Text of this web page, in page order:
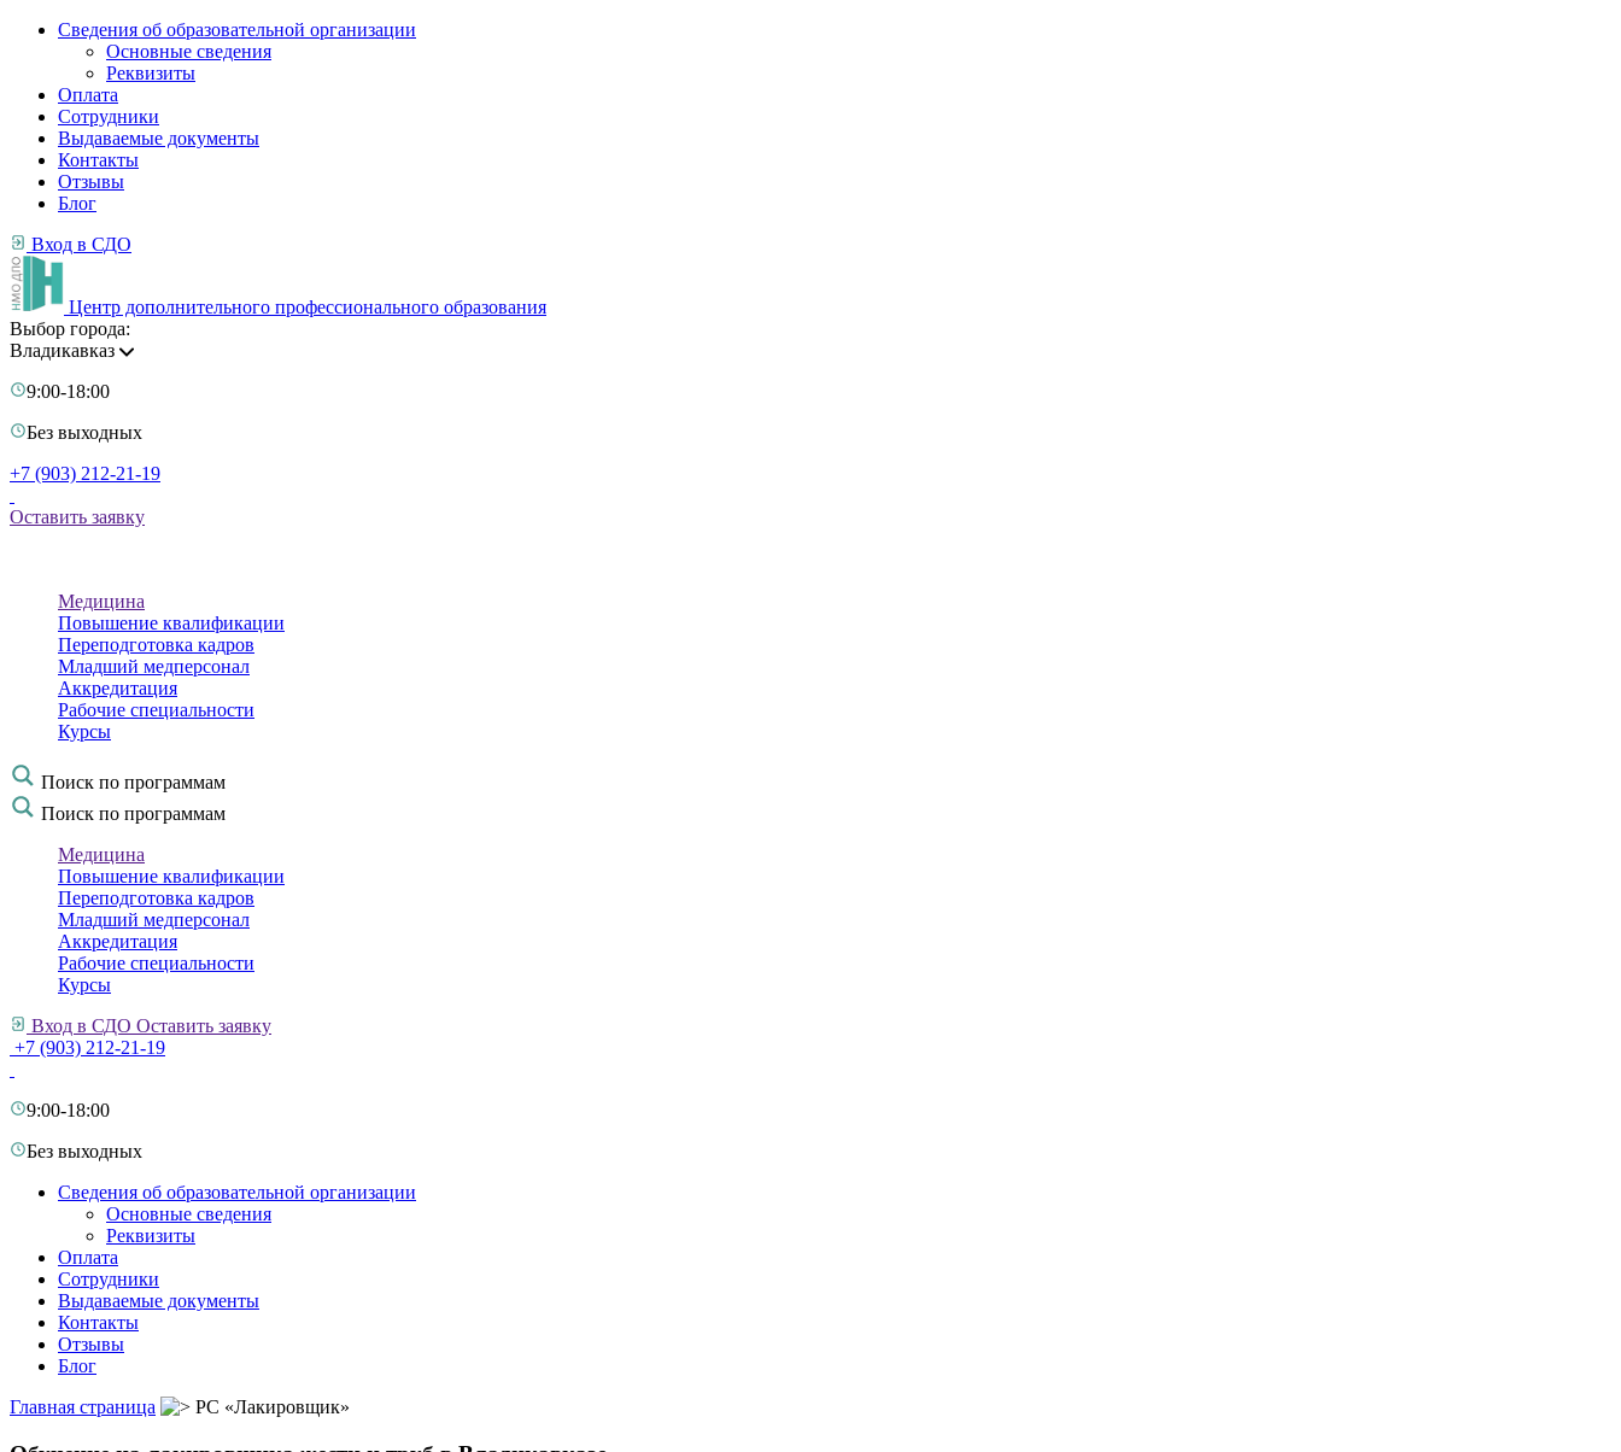
Сведения об образовательной организации
Основные сведения
Реквизиты
Оплата
Сотрудники
Выдаваемые документы
Контакты
Отзывы
Блог
Вход в СДО
Центр дополнительного профессионального образования
Выбор города:
Владикавказ
9:00-18:00
Без выходных
+7 (903) 212-21-19
Оставить заявку
Медицина
Повышение квалификации
Переподготовка кадров
Младший медперсонал
Аккредитация
Рабочие специальности
Курсы
Поиск по программам
Поиск по программам
Медицина
Повышение квалификации
Переподготовка кадров
Младший медперсонал
Аккредитация
Рабочие специальности
Курсы
Вход в СДО Оставить заявку
+7 (903) 212-21-19
9:00-18:00
Без выходных
Сведения об образовательной организации
Основные сведения
Реквизиты
Оплата
Сотрудники
Выдаваемые документы
Контакты
Отзывы
Блог
Главная страница
РС «Лакировщик»